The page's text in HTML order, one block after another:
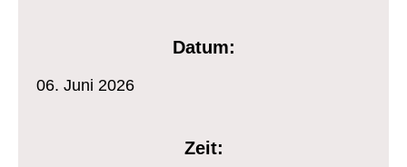
Datum:
06. Juni 2026
Zeit: